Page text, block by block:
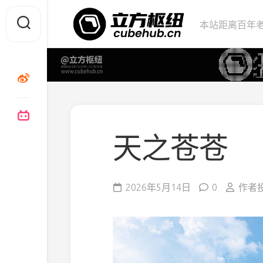
content
本站距离百年
天之苍苍
2026年5月14日 0 作者